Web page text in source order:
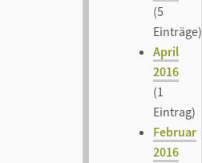
(5
Einträge)
April
2016
(1
Eintrag)
Februar
2016